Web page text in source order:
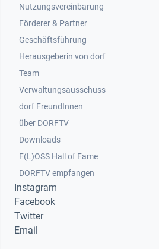
Nutzungsvereinbarung
Footer 2
Förderer & Partner
Geschäftsführung
Herausgeberin von dorf
Team
Verwaltungsausschuss
dorf FreundInnen
Footer 3
über DORFTV
Downloads
F(L)OSS Hall of Fame
Footer 4
DORFTV empfangen
Instagram
Facebook
Twitter
Email